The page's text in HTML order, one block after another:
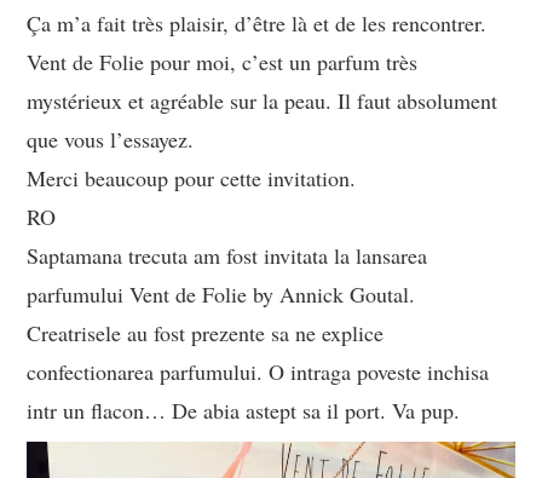
Ça m’a fait très plaisir, d’être là et de les rencontrer.
Vent de Folie pour moi, c’est un parfum très
mystérieux et agréable sur la peau. Il faut absolument
que vous l’essayez.
Merci beaucoup pour cette invitation.
RO
Saptamana trecuta am fost invitata la lansarea
parfumului Vent de Folie by Annick Goutal.
Creatrisele au fost prezente sa ne explice
confectionarea parfumului. O intraga poveste inchisa
intr un flacon… De abia astept sa il port. Va pup.